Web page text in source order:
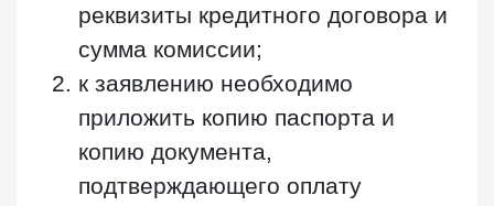
реквизиты кредитного договора и
сумма комиссии;
к заявлению необходимо
приложить копию паспорта и
копию документа,
подтверждающего оплату